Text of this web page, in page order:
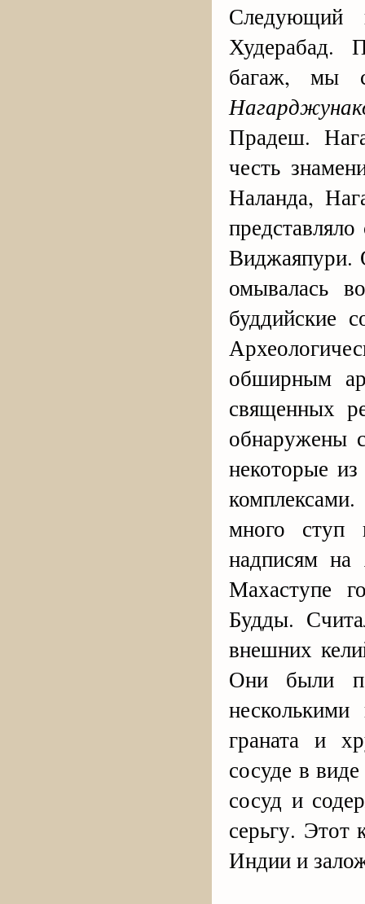
Следующий
Худерабад.
багаж, мы
Прадеш.
честь
Наланда,
Виджаяпури.
омывалась
буддийские
обширным
священных
обнаружены
некоторые
много ступ
надписям на
Махаступе
Будды.
внешних
Они были
граната и
сосуде в
сосуд и
серьгу. Этот
Индии и